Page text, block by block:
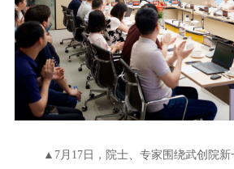
▲7月17日，院士、专家围绕武创院